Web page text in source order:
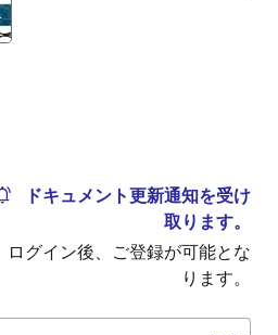
ドキュメント更新通知を受け
取ります。
ログイン後、ご登録が可能とな
ります。